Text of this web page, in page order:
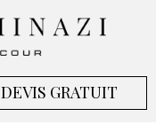
DEVIS GRATUIT